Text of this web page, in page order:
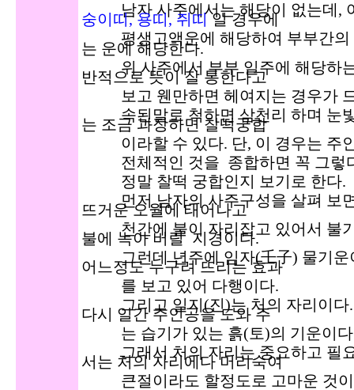
남자 사주에서는 해당이 없는데,
숭이띠, 용띠, 쥐띠일 경우에
평생고액운에 해당하여 부부간
는 운에 해당한다.
위 사주에서 부부 일주에 해당하는
반적으로 뜻이 잘 통한다고
보고 웬만하면 헤여지는 경우가
속된말로 척하면 삼천리 하며 눈빛
는 조금 과장하면 찰떡궁합
이라할 수 있다. 단, 이 경우는 주인
전체적인 것을 종합하면 꼭 그렇
정말 찰떡 궁합인지 보기로 한다.
먼저 남자의 사주구성을 살펴 보
뜨거운 오월에 태어나고
천간에 불이 자리잡고 있어서 불기
불에 녹아 버릴 지경이다.
그런데 년주에 임자(壬子) 물기운
어느정도 누구려 뜨리는 효과
를 보고 있어 다행이다.
그리고 일지(진)는 처의 자리이다.
다시 일간 주인공을 도와 주
는 습기가 있는 흙(토)의 기운이
그래서 처의 자리는 중요하고 필요
서는 처의 자리에다 머리숙여
큰절이라도 할정도로 고마운 것